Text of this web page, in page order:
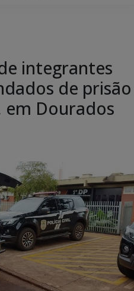
integrantes
de prisão
em Dourados